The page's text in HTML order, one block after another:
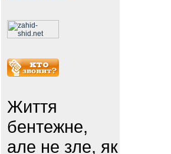
Життя
бентежне,
але не зле, як